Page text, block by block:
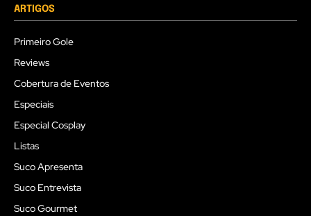
ARTIGOS
Primeiro Gole
Reviews
Cobertura de Eventos
Especiais
Especial Cosplay
Listas
Suco Apresenta
Suco Entrevista
Suco Gourmet